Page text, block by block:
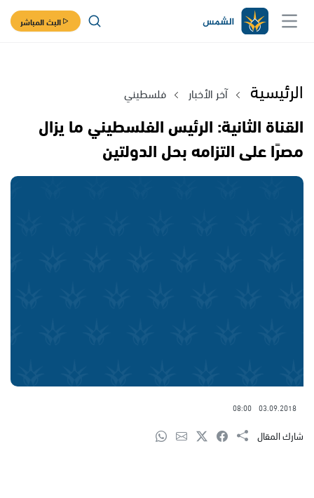
البث المباشر
الرئيسية آخر الأخبار فلسطيني
القناة الثانية: الرئيس الفلسطيني ما يزال
مصرًا على التزامه بحل الدولتين
03.09.2018
08:00
شارك المقال